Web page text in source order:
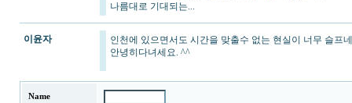
나름대로 기대되는...
이윤자
인천에 있으면서도 시간을 맞출수 없는 현실이 너무 슬프
안녕히다녀세요. ^^
Name